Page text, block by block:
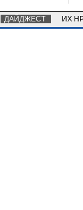
ДАЙДЖЕСТ ИХ